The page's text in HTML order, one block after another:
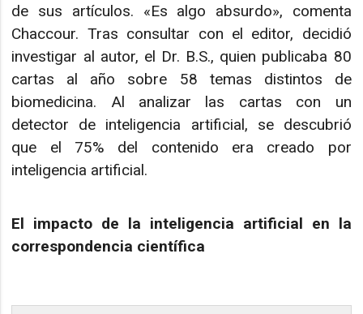
de sus artículos. «Es algo absurdo», comenta
Chaccour. Tras consultar con el editor, decidió
investigar al autor, el Dr. B.S., quien publicaba 80
cartas al año sobre 58 temas distintos de
biomedicina. Al analizar las cartas con un
detector de inteligencia artificial, se descubrió
que el 75% del contenido era creado por
inteligencia artificial.
El impacto de la inteligencia artificial en la
correspondencia científica